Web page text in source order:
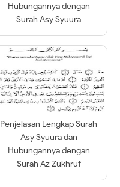
Hubungannya dengan
Surah Asy Syuura
Penjelasan Lengkap Surah
Asy Syuura dan
Hubungannya dengan
Surah Az Zukhruf